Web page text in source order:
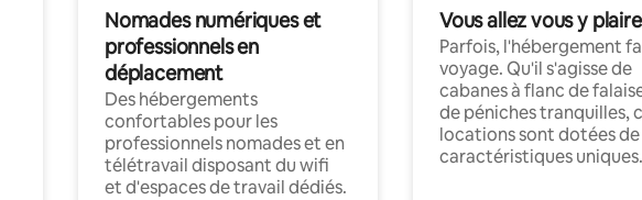
Nomades numériques et
professionnels en
déplacement
Des hébergements
confortables pour les
professionnels nomades et en
télétravail disposant du wifi
et d'espaces de travail dédiés.
Vous allez vous y plaire
Parfois, l'hébergement
voyage. Qu'il s'agisse de
cabanes à flanc de
de péniches tranquilles,
locations sont dotées de
caractéristiques uniques.